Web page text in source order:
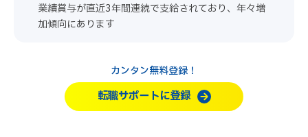
業績賞与が直近3年間連続で支給されており、年々増
加傾向にあります
カンタン無料登録！
転職サポートに登録